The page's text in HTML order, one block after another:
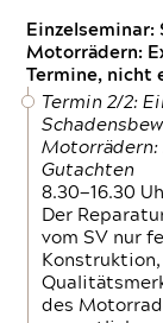
Einzelseminar:
Motorrädern:
Termine, nicht
Termin 2/2:
Motorrädern:
Gutachten
8.30—16.30
Der
vom SV nur
des